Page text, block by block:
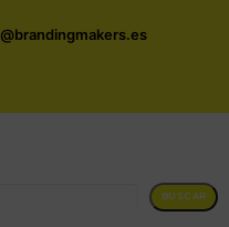
BUSCAR